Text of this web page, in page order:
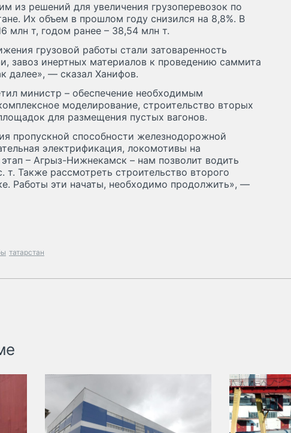
из решений для увеличения грузоперевозок по
Их объем в прошлом году снизился на 8,8%. В
млн т, годом ранее – 38,54 млн т.
грузовой работы стали затоваренность
завоз инертных материалов к проведению саммита
далее», — сказал Ханифов.
министр – обеспечение необходимым
моделирование, строительство вторых
для размещения пустых вагонов.
пропускной способности железнодорожной
электрификация, локомотивы на
– Агрыз-Нижнекамск – нам позволит водить
т. Также рассмотреть строительство второго
Работы эти начаты, необходимо продолжить», —
татарстан